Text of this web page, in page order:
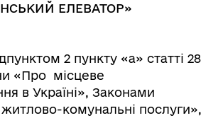
ЕЛЕВАТОР»
2 пункту «а» статті 28
«Про місцеве
в Україні», Законами
комунальні послуги»,